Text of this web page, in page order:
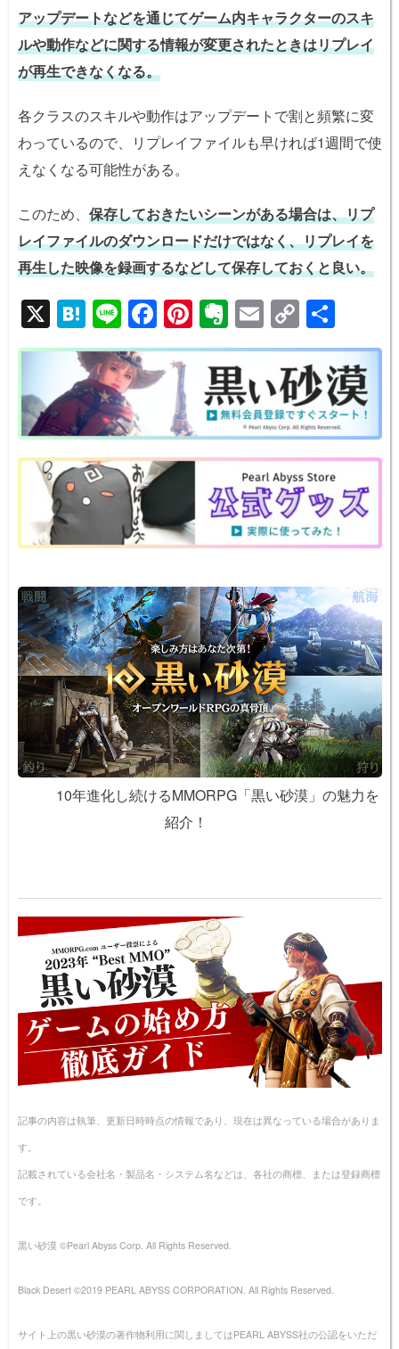
アップデートなどを通じてゲーム内キャラクターのスキ
ルや動作などに関する情報が変更されたときはリプレイ
が再生できなくなる。
各クラスのスキルや動作はアップデートで割と頻繁に変
わっているので、リプレイファイルも早ければ1週間で使
えなくなる可能性がある。
このため、 保存しておきたいシーンがある場合は、リプ
レイファイルのダウンロードだけではなく、リプレイを
再生した映像を録画するなどして保存しておくと良い。
X H
at
e
n
a
Li
n
e
F
a
c
b
o
o
k
Pi
nt
er
e
st
E
v
er
n
ot
e
E
m
ail
C
o
p
y
Li
n
k
有
10年進化し続けるMMORPG「黒い砂漠」の魅力を
紹介！
記事の内容は執筆、更新日時時点の情報であり、現在は異なっている場合がありま
す。
記載されている会社名・製品名・システム名などは、各社の商標、または登録商標
です。
黒い砂漠 ©Pearl Abyss Corp. All Rights Reserved.
Black Desert ©2019 PEARL ABYSS CORPORATION. All Rights Reserved.
サイト上の黒い砂漠の著作物利用に関しましてはPEARL ABYSS社の公認をいただ